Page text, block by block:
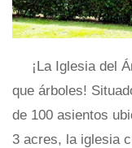
¡La Iglesia del
que árboles!
de 100 asientos
3 acres, la iglesia